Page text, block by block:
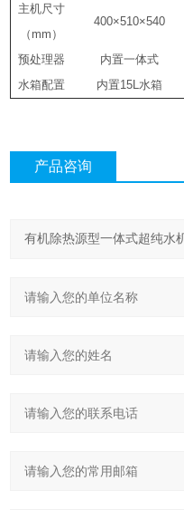
主机尺寸
（mm）
400×510×540
预处理器 内置一体式
水箱配置
内置15L水箱
产品咨询